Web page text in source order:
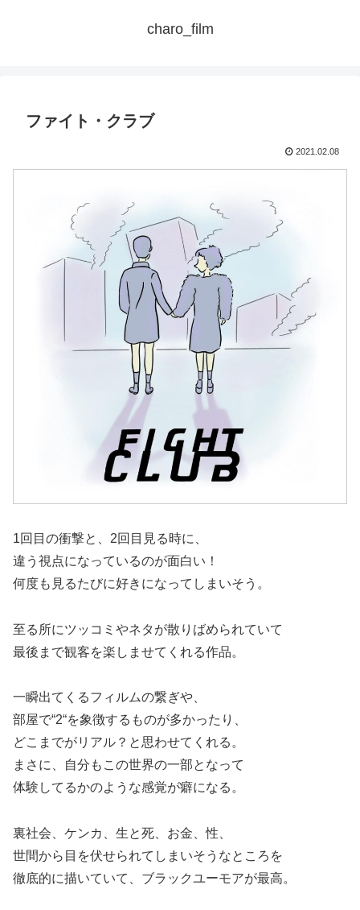
charo_film
ファイト・クラブ
2021.02.08
1回目の衝撃と、2回目見る時に、
違う視点になっているのが面白い！
何度も見るたびに好きになってしまいそう。
至る所にツッコミやネタが散りばめられていて
最後まで観客を楽しませてくれる作品。
一瞬出てくるフィルムの繋ぎや、
部屋で“2“を象徴するものが多かったり、
どこまでがリアル？と思わせてくれる。
まさに、自分もこの世界の一部となって
体験してるかのような感覚が癖になる。
裏社会、ケンカ、生と死、お金、性、
世間から目を伏せられてしまいそうなところを
徹底的に描いていて、ブラックユーモアが最高。